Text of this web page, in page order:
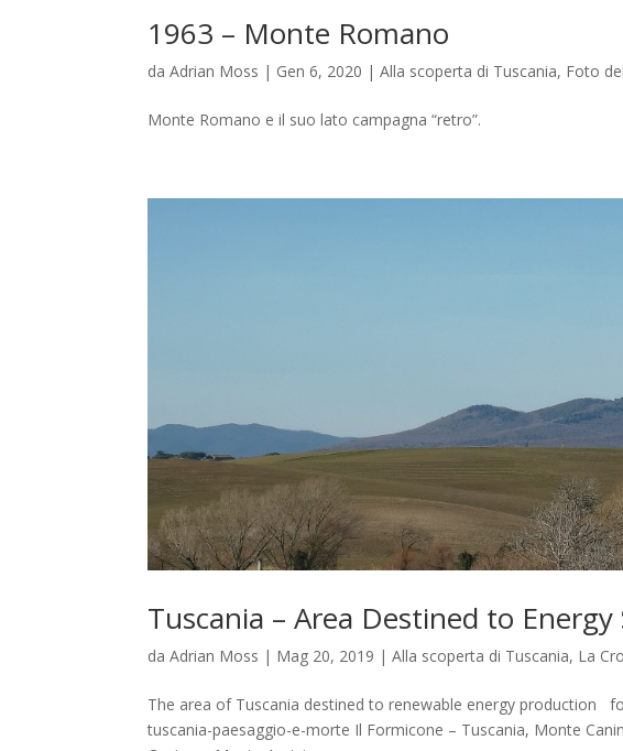
1963 – Monte Romano
daAdrian Moss | Gen 6, 2020 |Alla scoperta di Tuscania, Foto
Monte Romano e il suo lato campagna “retro”.
Tuscania – Area Destined to Energy
daAdrian Moss | Mag 20, 2019 |Alla scoperta di Tuscania, La
The area of Tuscania destined to renewable energy production
tuscania-paesaggio-e-morte Il Formicone – Tuscania, Monte